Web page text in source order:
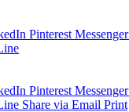
Pinterest Messenger
Pinterest Messenger
Share via Email Print